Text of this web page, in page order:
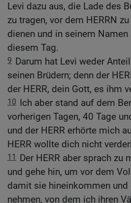
Levi dazu aus, die Lade des
zu tragen, vor dem HERRN
dienen und in seinem Namen
diesem Tag.
9 Darum hat Levi weder
seinen Brüdern; denn der
der HERR, dein Gott, es ihm
10 Ich aber stand auf dem
vorherigen Tagen, 40 Tage
und der HERR erhörte mich
HERR wollte dich nicht
11
Der HERR aber sprach zu
und gehe hin, um vor dem
damit sie hineinkommen und
nehmen, von dem ich ihren